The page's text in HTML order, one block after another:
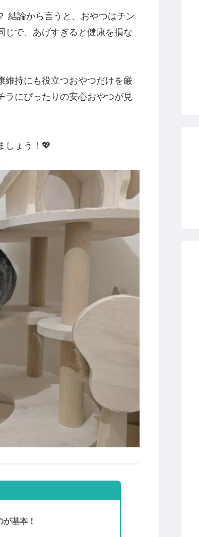
結論から言うと、おやつはチン
じで、あげすぎると健康を損な
維持にも役立つおやつだけを厳
ラにぴったりの安心おやつが見
しょう！💖
基本！